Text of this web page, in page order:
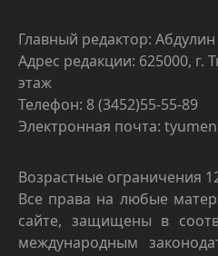
Главный редактор:
Адрес редакции: 625000, г.
этаж
Телефон: 8 (3452)55-55-89
Электронная почта:
Возрастные ограничения
Все права на любые
сайте, защищены в
международным